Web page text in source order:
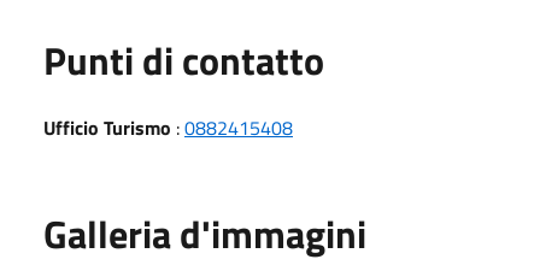
Punti di contatto
Ufficio Turismo :0882415408
Galleria d'immagini